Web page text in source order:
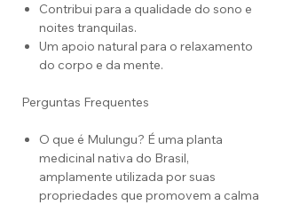
Contribui para a qualidade do sono e
noites tranquilas.
Um apoio natural para o relaxamento
do corpo e da mente.
Perguntas Frequentes
O que é Mulungu? É uma planta
medicinal nativa do Brasil,
amplamente utilizada por suas
propriedades que promovem a calma